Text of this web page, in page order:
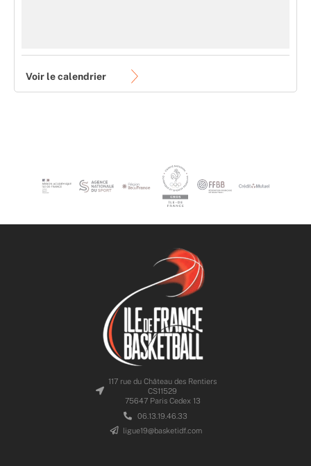
Voir le calendrier
117 rue du Château des Rentiers
CS11529
75647 Paris Cedex 13
06.13.19.46.33
ligue19@basketidf.com